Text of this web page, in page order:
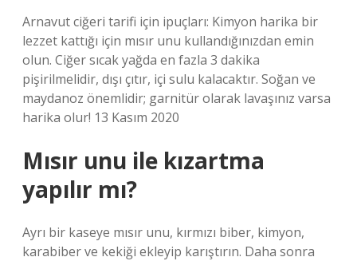
Arnavut ciğeri tarifi için ipuçları: Kimyon harika bir
lezzet kattığı için mısır unu kullandığınızdan emin
olun. Ciğer sıcak yağda en fazla 3 dakika
pişirilmelidir, dışı çıtır, içi sulu kalacaktır. Soğan ve
maydanoz önemlidir; garnitür olarak lavaşınız varsa
harika olur! 13 Kasım 2020
Mısır unu ile kızartma
yapılır mı?
Ayrı bir kaseye mısır unu, kırmızı biber, kimyon,
karabiber ve kekiği ekleyip karıştırın. Daha sonra